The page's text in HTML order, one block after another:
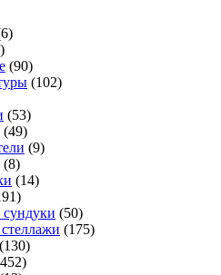
(90)
(102)
(53)
(49)
(9)
(8)
(14)
(50)
(175)
(130)